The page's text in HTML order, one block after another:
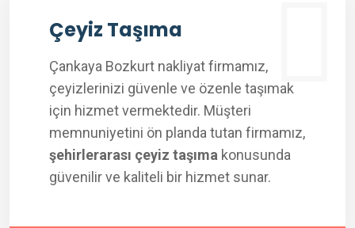
Çeyiz Taşıma
Çankaya Bozkurt nakliyat firmamız,
çeyizlerinizi güvenle ve özenle taşımak
için hizmet vermektedir. Müşteri
memnuniyetini ön planda tutan firmamız,
şehirlerarası çeyiz taşıma konusunda
güvenilir ve kaliteli bir hizmet sunar.